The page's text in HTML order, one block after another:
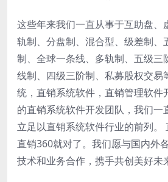
这些年来我们一直从事于互助盘、
轨制、分盘制、混合型、级差制、
制、全球一条线、多轨制、五级三
线制、四级三阶制、私募股权交易
统，直销系统软件，直销管理软件
的直销系统软件开发团队，我们一
立足以直销系统软件行业的前列。
直销360就对了。我们愿与国内外
技术和业务合作，携手共创美好未